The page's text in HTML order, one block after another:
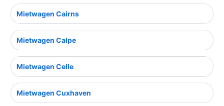
Mietwagen Cairns
Mietwagen Calpe
Mietwagen Celle
Mietwagen Cuxhaven